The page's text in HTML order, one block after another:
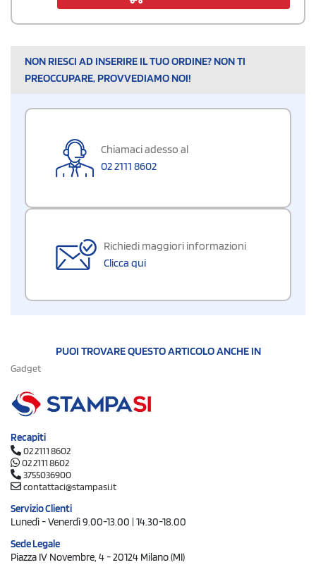
NON RIESCI AD INSERIRE IL TUO ORDINE? NON TI
PREOCCUPARE, PROVVEDIAMO NOI!
Chiamaci adesso al
02 2111 8602
Richiedi maggiori informazioni
Clicca qui
PUOI TROVARE QUESTO ARTICOLO ANCHE IN
Gadget
Recapiti
02 2111 8602
02 2111 8602
3755036900
contattaci@stampasi.it
Servizio Clienti
Lunedì - Venerdì 9.00-13.00 | 14.30-18.00
Sede Legale
Piazza IV Novembre, 4 - 20124 Milano (MI)